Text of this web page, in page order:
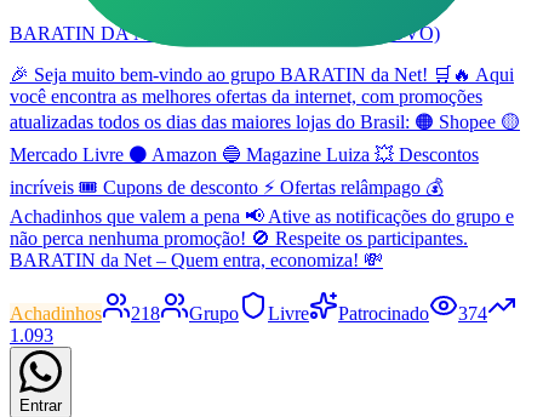
BARATIN DA NET (ACHADINHOS) #001 (NOVO)
🎉 Seja muito bem-vindo ao grupo BARATIN da Net! 🛒🔥 Aqui
você encontra as melhores ofertas da internet, com promoções
atualizadas todos os dias das maiores lojas do Brasil: 🟠 Shopee 🟡
Mercado Livre ⚫ Amazon 🔵 Magazine Luiza 💥 Descontos
incríveis 🎟️ Cupons de desconto ⚡ Ofertas relâmpago 💰
Achadinhos que valem a pena 📢 Ative as notificações do grupo e
não perca nenhuma promoção! 🚫 Respeite os participantes.
BARATIN da Net – Quem entra, economiza! 💸
Achadinhos 218 Grupo Livre Patrocinado
374
1.093
Entrar